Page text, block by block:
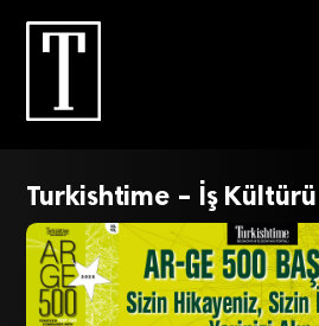
Turkishtime – İş